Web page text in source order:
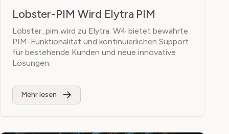
Lobster-PIM Wird Elytra PIM
Lobster_pim wird zu Elytra: W4 bietet bewährte
PIM-Funktionalität und kontinuierlichen Support
für bestehende Kunden und neue innovative
Lösungen.
Mehr lesen